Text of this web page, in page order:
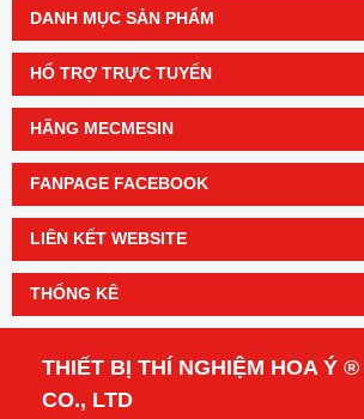
DANH MỤC SẢN PHẨM
HỔ TRỢ TRỰC TUYẾN
HÃNG MECMESIN
FANPAGE FACEBOOK
LIÊN KẾT WEBSITE
THỐNG KÊ
THIẾT BỊ THÍ NGHIỆM HOA Ý ®
CO., LTD